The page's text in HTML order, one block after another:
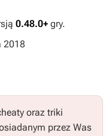
0.48.0+ gry.
2018
oraz triki
przez Was